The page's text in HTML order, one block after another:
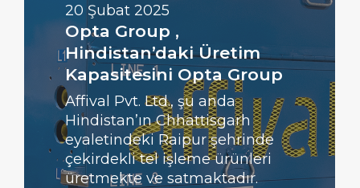
20 Şubat 2025
Opta Group ,
Hindistan’daki Üretim
Kapasitesini Opta Group
Affival Pvt. Ltd., şu anda
Hindistan’ın Chhattisgarh
eyaletindeki Raipur şehrinde
çekirdekli tel işleme ürünleri
üretmekte ve satmaktadır.